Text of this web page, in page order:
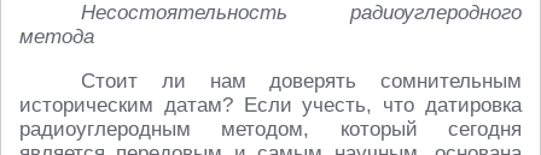
Несостоятельность радиоуглеродного
метода
Стоит ли нам доверять сомнительным
историческим датам? Если учесть, что датировка
радиоуглеродным методом, который сегодня